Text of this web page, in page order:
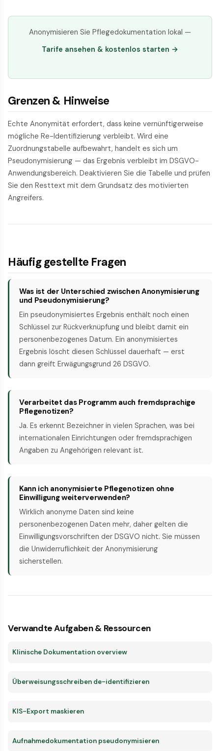
Anonymisieren Sie Pflegedokumentation lokal —
Tarife ansehen & kostenlos starten →
Grenzen & Hinweise
Echte Anonymität erfordert, dass keine vernünftigerweise
mögliche Re-Identifizierung verbleibt. Wird eine
Zuordnungstabelle aufbewahrt, handelt es sich um
Pseudonymisierung — das Ergebnis verbleibt im DSGVO-
Anwendungsbereich. Deaktivieren Sie die Tabelle und prüfen
Sie den Resttext mit dem Grundsatz des motivierten
Angreifers.
Häufig gestellte Fragen
Was ist der Unterschied zwischen Anonymisierung
und Pseudonymisierung?
Ein pseudonymisiertes Ergebnis enthält noch einen
Schlüssel zur Rückverknüpfung und bleibt damit ein
personenbezogenes Datum. Ein anonymisiertes
Ergebnis löscht diesen Schlüssel dauerhaft — erst
dann greift Erwägungsgrund 26 DSGVO.
Verarbeitet das Programm auch fremd­sprachige
Pflegenotizen?
Ja. Es erkennt Bezeichner in vielen Sprachen, was bei
internationalen Einrichtungen oder fremd­sprachigen
Angaben zu Angehörigen relevant ist.
Kann ich anonymisierte Pflegenotizen ohne
Einwilligung weiterverwenden?
Wirklich anonyme Daten sind keine
personenbezogenen Daten mehr, daher gelten die
Einwilligungsvorschriften der DSGVO nicht. Sie müssen
die Unwiderruflichkeit der Anonymisierung
sicherstellen.
Verwandte Aufgaben & Ressourcen
Klinische Dokumentation overview
Überweisungsschreiben de-identifizieren
KIS-Export maskieren
Aufnahmedokumentation pseudonymisieren